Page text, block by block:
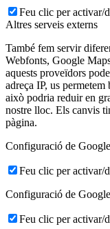
Feu clic per activar/
Altres serveis externs
També fem servir
Webfonts, Google
aquests proveïdors
adreça IP, us
això podria reduir en
nostre lloc. Els canvis
pàgina.
Configuració de
Feu clic per activar/
Configuració de
Feu clic per activar/